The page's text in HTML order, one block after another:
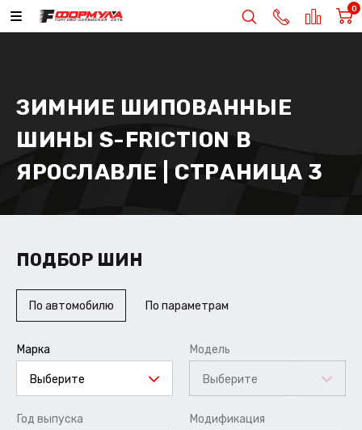
0
ЗИМНИЕ ШИПОВАННЫЕ
ШИНЫ S-FRICTION В
ЯРОСЛАВЛЕ | СТРАНИЦА 3
ПОДБОР ШИН
По автомобилю По параметрам
Марка
Выберите
Модель
Выберите
Год выпуска Модификация